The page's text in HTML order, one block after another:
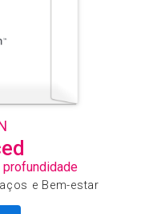
profundidade
e Bem-estar